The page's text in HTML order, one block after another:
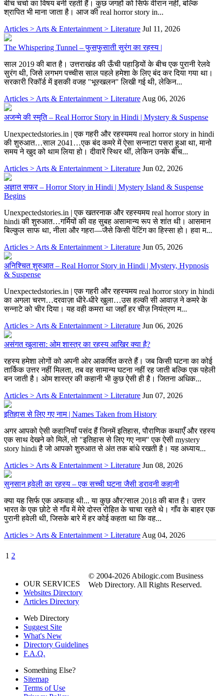
बीच चर्चा का विषय बनी रहती हैं। कुछ जगहों को सिर्फ वीरान नहीं, बल्कि
श्रापित भी माना जाता है। आज की real horror story in...
Articles > Arts & Entertainment > Literature Jul 11, 2026
The Whispering Tunnel – फुसफुसाती सुरंग का रहस्य |
साल 2019 की बात है। उत्तराखंड की ऊँची पहाड़ियों के बीच एक पुरानी रेलवे
सुरंग थी, जिसे लगभग पच्चीस साल पहले हमेशा के लिए बंद कर दिया गया था।
सरकारी रिकॉर्ड में इसकी वजह "भूस्खलन" लिखी गई थी, लेकिन...
Articles > Arts & Entertainment > Literature Aug 06, 2026
अजन्मे की स्मृति – Real Horror Story in Hindi | Mystery & Suspense
Unexpectedstories.in | एक गहरी और रहस्यमय real horror story in hindi
की शुरुआत…साल 2041…एक बंद कमरे में ऐसा सन्नाटा पसरा हुआ था, मानो
समय ने खुद को थाम लिया हो। दीवारें स्थिर थीं, लेकिन उनके बीच...
Articles > Arts & Entertainment > Literature Jun 02, 2026
अज्ञात सफर – Horror Story in Hindi | Mystery Island & Suspense
Begins
Unexpectedstories.in | एक खतरनाक और रहस्यमय real horror story in
hindi की शुरुआत…गर्मियों की वह सुबह असामान्य रूप से शांत थी। आसमान
बिल्कुल साफ था, नीला और गहरा—जैसे किसी पेंटिंग का हिस्सा हो। हवा म...
Articles > Arts & Entertainment > Literature Jun 05, 2026
अनिश्चित शुरुआत – Real Horror Story in Hindi | Mystery, Hypnosis
& Suspense
Unexpectedstories.in | एक गहरी और रहस्यमय real horror story in hindi
का अगला चरण…दरवाज़ा धीरे-धीरे खुला…उस हल्की सी आवाज़ ने कमरे के
सन्नाटे को चीर दिया। यह वही कमरा था जहाँ हर चीज़ नियंत्रण म...
Articles > Arts & Entertainment > Literature Jun 06, 2026
असंगत खुलासा: ओम शास्त्र का रहस्य आखिर क्या है?
रहस्य हमेशा लोगों को अपनी ओर आकर्षित करते हैं। जब किसी घटना का कोई
तार्किक उत्तर नहीं मिलता, तब वह सामान्य घटना नहीं रह जाती बल्कि एक पहेली
बन जाती है। ओम शास्त्र की कहानी भी कुछ ऐसी ही है। जितना अधिक...
Articles > Arts & Entertainment > Literature Jun 07, 2026
इतिहास से लिए गए नाम | Names Taken from History
अगर आपको ऐसी कहानियाँ पसंद हैं जिनमें इतिहास, पौराणिक कथाएँ और रहस्य
एक साथ देखने को मिलें, तो "इतिहास से लिए गए नाम" एक ऐसी mystery
story hindi है जो आपको शुरुआत से अंत तक बांधे रखती है। यह अध्याय...
Articles > Arts & Entertainment > Literature Jun 08, 2026
सुनसान हवेली का रहस्य – एक सच्ची घटना जैसी डरावनी कहानी
क्या यह सिर्फ एक अफवाह थी... या कुछ और?साल 2018 की बात है। उत्तर
भारत के एक छोटे से गाँव में मेरे दोस्त रोहित के चाचा रहते थे। गाँव के बाहर एक
पुरानी हवेली थी, जिसके बारे में हर कोई कहता था कि वह...
Articles > Arts & Entertainment > Literature Aug 04, 2026
1 2
OUR SERVICES
Websites Directory
Articles Directory
Web Directory
Suggest Site
What's New
Directory Guidelines
F.A.Q.
Something Else?
Sitemap
Terms of Use
© 2004-2026 Abilogic.com Business
Web Directory. All Rights Reserved.